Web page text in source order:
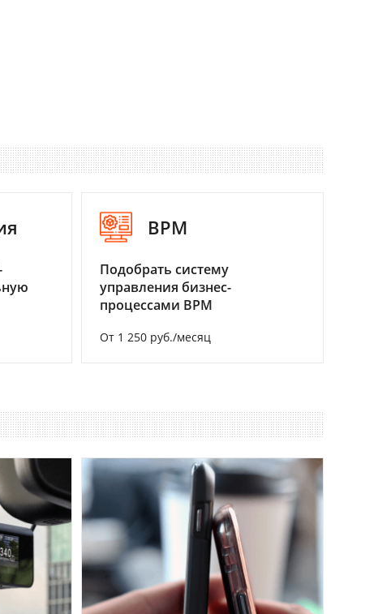
BPM
Подобрать систему
управления бизнес-
процессами BPM
От 1 250 руб./месяц